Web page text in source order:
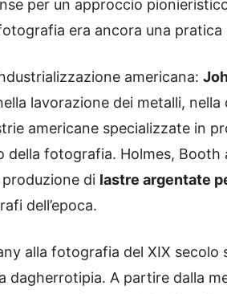
per un approccio
era ancora una
americana:
lavorazione dei metalli, nella
americane specializzate in
della fotografia. Holmes,
di lastre argentate
dell’epoca.
alla fotografia del XIX secolo
dagherrotipia. A partire dalla